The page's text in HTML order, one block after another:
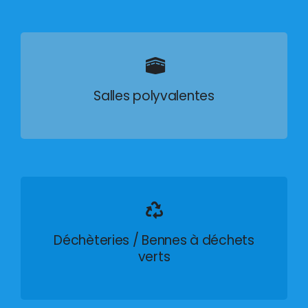
Salles polyvalentes
Déchèteries / Bennes à déchets
verts